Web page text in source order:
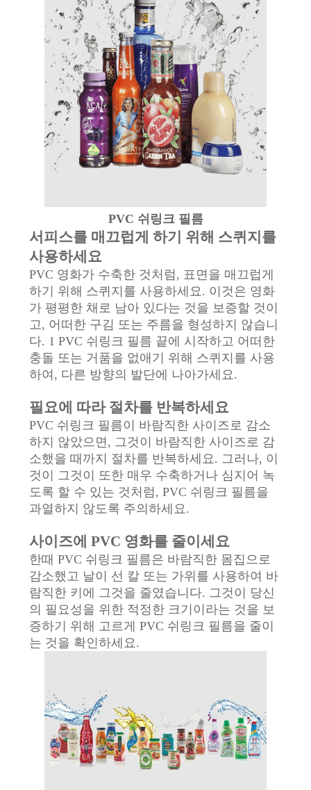
PVC 쉬링크 필름
서피스를 매끄럽게 하기 위해 스퀴지를
사용하세요
PVC 영화가 수축한 것처럼, 표면을 매끄럽게
하기 위해 스퀴지를 사용하세요. 이것은 영화
가 평평한 채로 남아 있다는 것을 보증할 것이
고, 어떠한 구김 또는 주름을 형성하지 않습니
다. 1 PVC 쉬링크 필름 끝에 시작하고 어떠한
충돌 또는 거품을 없애기 위해 스퀴지를 사용
하여, 다른 방향의 발단에 나아가세요.
필요에 따라 절차를 반복하세요
PVC 쉬링크 필름이 바람직한 사이즈로 감소
하지 않았으면, 그것이 바람직한 사이즈로 감
소했을 때까지 절차를 반복하세요. 그러나, 이
것이 그것이 또한 매우 수축하거나 심지어 녹
도록 할 수 있는 것처럼, PVC 쉬링크 필름을
과열하지 않도록 주의하세요.
사이즈에 PVC 영화를 줄이세요
한때 PVC 쉬링크 필름은 바람직한 몸집으로
감소했고 날이 선 칼 또는 가위를 사용하여 바
람직한 키에 그것을 줄였습니다. 그것이 당신
의 필요성을 위한 적정한 크기이라는 것을 보
증하기 위해 고르게 PVC 쉬링크 필름을 줄이
는 것을 확인하세요.